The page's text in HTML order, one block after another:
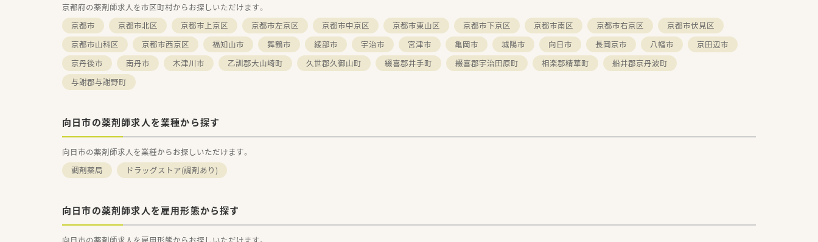
京都府の薬剤師求人を市区町村からお探しいただけます。
京都市
京都市北区 京都市上京区 京都市左京区 京都市中京区 京都市東山区 京都市下京区 京都市南区 京都市右京区
京都市伏見区
京都市山科区
京都市西京区 福知山市 舞鶴市 綾部市 宇治市 宮津市 亀岡市 城陽市 向日市 長岡京市 八幡市
京田辺市
京丹後市
南丹市 木津川市 乙訓郡大山崎町 久世郡久御山町 綴喜郡井手町 綴喜郡宇治田原町 相楽郡精華町
船井郡京丹波町
与謝郡与謝野町
向日市の薬剤師求人を業種から探す
向日市の薬剤師求人を業種からお探しいただけます。
調剤薬局
ドラッグストア(調剤あり)
向日市の薬剤師求人を雇用形態から探す